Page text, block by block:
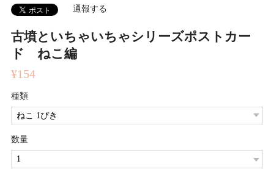
古墳といちゃいちゃシリーズポストカー
ド ねこ編
¥154
種類
数量
通報する